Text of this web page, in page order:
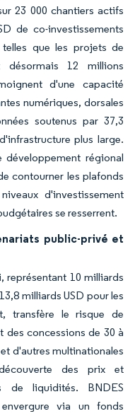
23 000 chantiers actifs
de co-investissements
que les projets de
désormais 12 millions
d'une capacité
numériques, dorsales
soutenus par 37,3
plus large.
régional
contourner les plafonds
d'investissement
se resserrent.
public-privé et
représentant 10 milliards
milliards USD pour les
transfère le risque de
des concessions de 30 à
d'autres multinationales
des prix et
de liquidités. BNDES
via un fonds